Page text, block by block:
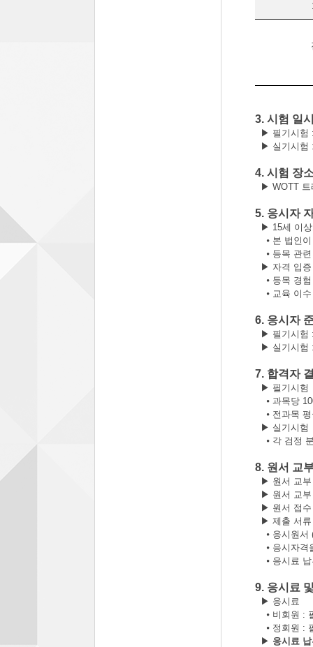
3. 시험 일
▶ 필기시험
▶ 실기시험
4. 시험 장
▶ WOTT
5. 응시자
▶ 15세 이
⦁ 본 법인
⦁ 등목 관
▶ 자격 입
⦁ 등목 경
⦁ 교육 이
6. 응시자
▶ 필기시험
▶ 실기시험
7. 합격자
▶ 필기시험
⦁ 과목당
⦁ 전과목
▶ 실기시험
⦁ 각 검정
8. 원서 교
▶ 원서 교
▶ 원서 교
▶ 원서 접
▶ 제출 서류
⦁ 응시원서
⦁ 응시자격
⦁ 응시료
9. 응시료
▶ 응시료
⦁ 비회원 :
⦁ 정회원 :
▶ 응시료